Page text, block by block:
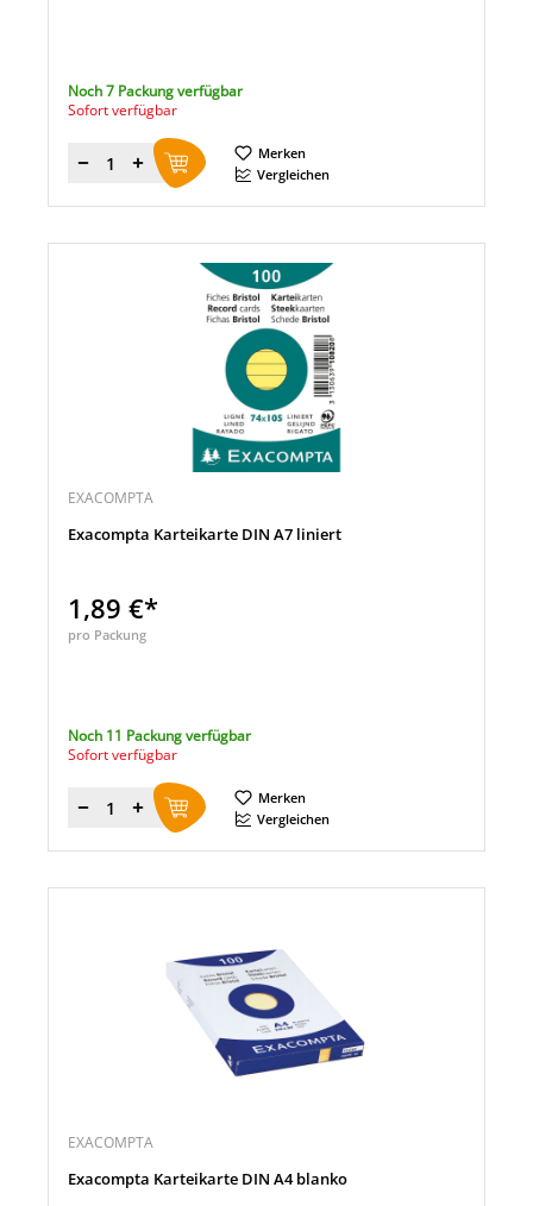
Noch 7 Packung verfügbar
Sofort verfügbar
Menge
Merken
Vergleichen
EXACOMPTA
Exacompta Karteikarte DIN A7 liniert
1,89 €*
pro Packung
Noch 11 Packung verfügbar
Sofort verfügbar
Menge
Merken
Vergleichen
EXACOMPTA
Exacompta Karteikarte DIN A4 blanko